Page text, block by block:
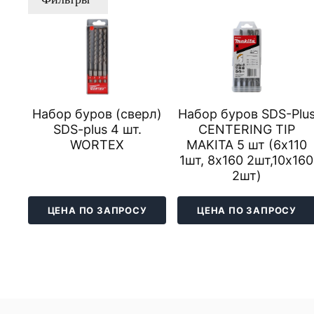
Набор буров (сверл)
SDS-plus 4 шт.
WORTEX
ЦЕНА ПО ЗАПРОСУ
Набор буров SDS-
CENTERING TIP
MAKITA 5 шт (6x110
1шт, 8x160 2шт,10x160
2шт)
ЦЕНА ПО ЗАПРОСУ